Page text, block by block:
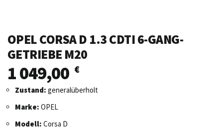
OPEL CORSA D 1.3 CDTI 6-GANG-
GETRIEBE M20
1 049,00 €
Zustand: generalüberholt
Marke: OPEL
Modell: Corsa D